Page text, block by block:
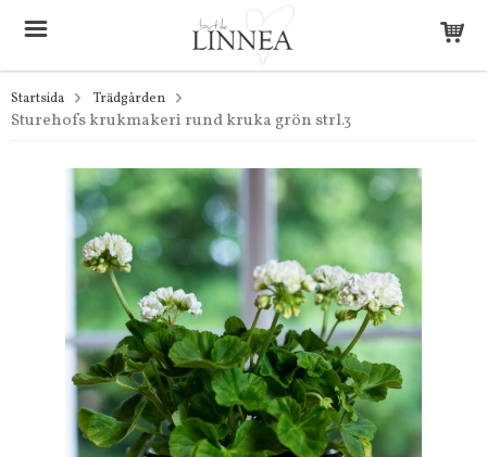
Startsida Trädgården
Sturehofs krukmakeri rund kruka grön strl.3